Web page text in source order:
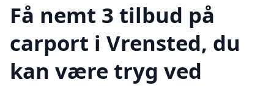
Få nemt 3 tilbud på
carport i Vrensted, du
kan være tryg ved